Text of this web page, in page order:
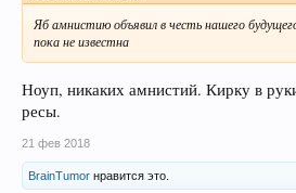
Яб амнистию объявил в честь нашего
пока не известна
Ноуп, никаких амнистий. Кирку в
ресы.
21 фев 2018
BrainTumor нравится это.